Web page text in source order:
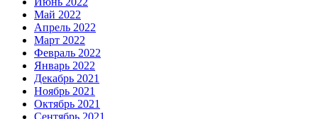
Май 2022
Апрель 2022
Март 2022
Февраль 2022
Январь 2022
Декабрь 2021
Ноябрь 2021
Октябрь 2021